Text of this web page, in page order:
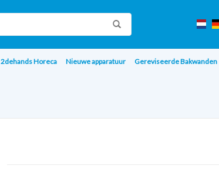
2dehands Horeca Nieuwe apparatuur Gereviseerde Bakwanden